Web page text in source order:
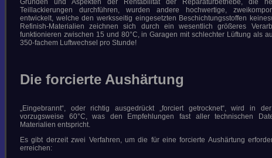
Gründen und Aspekten der Rentabilität der Reparaturbetriebe, die
Teillackierungen durchführen, wurden andere hochwertige,
entwickelt, welche den werksseitig eingesetzten Beschichtungsstoffen
Refinish-Materialien zeichnen sich durch ein wesentlich größeres
funktionieren zwischen 15 und 80°C, in Garagen mit schlechter Lüftung als
350-fachem Luftwechsel pro Stunde!
Die forcierte Aushärtung
„Eingebrannt“, oder richtig ausgedrückt „forciert getrocknet“, wird in
vorzugsweise 60°C, was den Empfehlungen fast aller technischen
Materialien entspricht.
Es gibt derzeit zwei Verfahren, um die für eine forcierte Aushärtung
erreichen:
COPYRIGHT © 2026 GÄBEL - LACK UND
KAROSSERIE